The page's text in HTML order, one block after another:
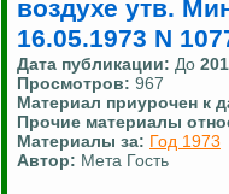
воздухе утв.
16.05.1973 N
Дата публикации: До
Просмотров: 967
Материал приурочен к
Прочие материалы
Материалы за: Год 1973
Автор: Мета Гость